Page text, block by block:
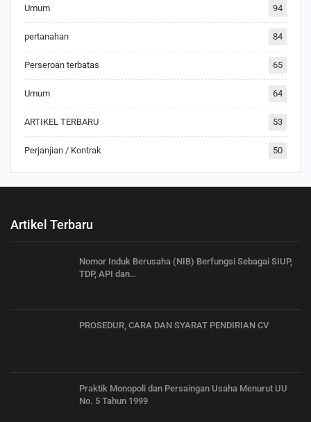
Umum 94
pertanahan 84
Perseroan terbatas 65
Umum 64
ARTIKEL TERBARU 53
Perjanjian / Kontrak 50
Artikel Terbaru
Nomor Induk Berusaha (NIB) Berfungsi Sebagai SIUP,
TDP, API dan…
PROSEDUR, CARA DAN SYARAT PENDIRIAN CV
Praktik Monopoli dan Persaingan Usaha Menurut UU
No. 5 Tahun 1999